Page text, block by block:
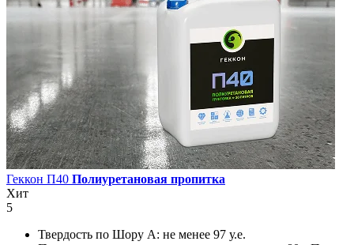
Геккон П40 Полиуретановая пропитка
Хит
5
Твердость по Шору А: не менее 97 у.е.